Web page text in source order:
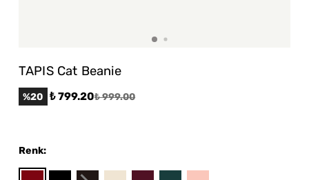
TAPIS Cat Beanie
%20 ₺ 799.20₺ 999.00
Renk: